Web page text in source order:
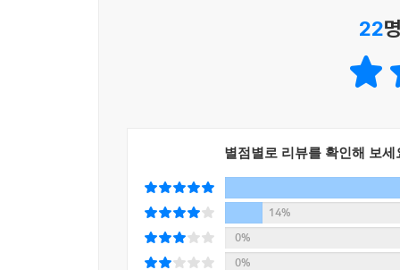
“위대한 국가는 자서전을 세 권으로 나눠 쓴다.
않고서는 이해할 수 없지만, 그래도 그중 미술이
미술을 제대로 본다는 것은 그 미술을 낳은 시대
쉽게 읽고 제대로 배우는 미술사의 모든 것!
이렇게 매력적인 미술은 제대로 공부하기가 쉽
년 역사가 녹아 있기에 미술사를 모르면 작품을
책’이었다. 낯선 용어와 불친절한 해설로 인해 마
22
별점별로 리뷰를 확인해 보세
14%
0%
0%